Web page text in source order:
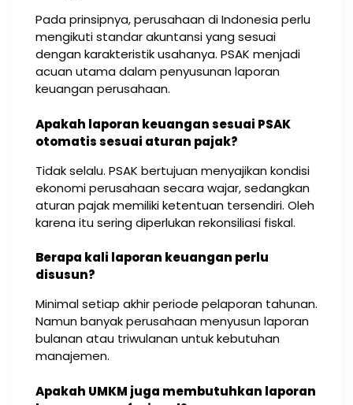
Pada prinsipnya, perusahaan di Indonesia perlu
mengikuti standar akuntansi yang sesuai
dengan karakteristik usahanya. PSAK menjadi
acuan utama dalam penyusunan laporan
keuangan perusahaan.
Apakah laporan keuangan sesuai PSAK
otomatis sesuai aturan pajak?
Tidak selalu. PSAK bertujuan menyajikan kondisi
ekonomi perusahaan secara wajar, sedangkan
aturan pajak memiliki ketentuan tersendiri. Oleh
karena itu sering diperlukan rekonsiliasi fiskal.
Berapa kali laporan keuangan perlu
disusun?
Minimal setiap akhir periode pelaporan tahunan.
Namun banyak perusahaan menyusun laporan
bulanan atau triwulanan untuk kebutuhan
manajemen.
Apakah UMKM juga membutuhkan laporan